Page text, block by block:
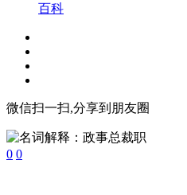
百科
微信扫一扫,分享到朋友圈
0 0